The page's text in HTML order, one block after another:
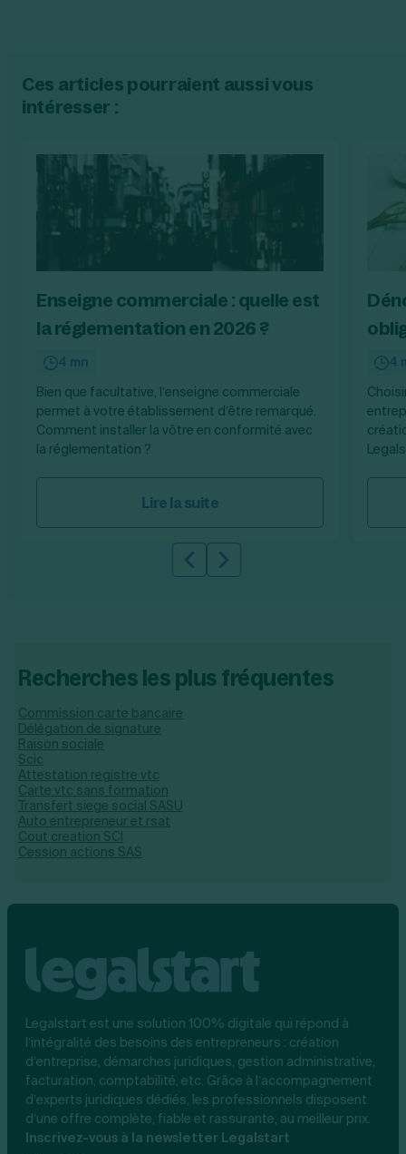
Ces articles pourraient aussi vous
intéresser :
Enseigne commerciale : quelle est
la réglementation en 2026 ?
4 mn
Bien que facultative, l’enseigne commerciale
permet à votre établissement d’être remarqué.
Comment installer la vôtre en conformité avec
la réglementation ?
Lire la suite
4
Slide précédente
Slide suivante
Recherches les plus fréquentes
Commission carte bancaire
Délégation de signature
Raison sociale
Scic
Attestation registre vtc
Carte vtc sans formation
Transfert siege social SASU
Auto entrepreneur et rsat
Cout creation SCI
Cession actions SAS
Legalstart est une solution 100% digitale qui répond à
l’intégralité des besoins des entrepreneurs : création
d’entreprise, démarches juridiques, gestion administrative,
facturation, comptabilité, etc. Grâce à l’accompagnement
d’experts juridiques dédiés, les professionnels disposent
d’une offre complète, fiable et rassurante, au meilleur prix.
Inscrivez-vous à la newsletter Legalstart